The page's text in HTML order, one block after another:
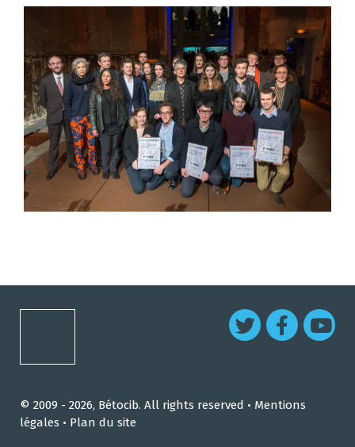
© 2009 - 2026, Bétocib. All rights reserved • Mentions
légales • Plan du site